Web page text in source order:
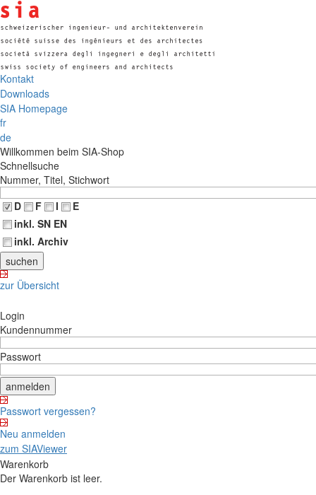
Kontakt
Downloads
SIA Homepage
fr
de
Willkommen beim SIA-Shop
Schnellsuche
Nummer, Titel, Stichwort
D
F I
E
inkl. SN EN
inkl. Archiv
zur Übersicht
Login
Kundennummer
Passwort
Passwort vergessen?
Neu anmelden
zum SIAViewer
Warenkorb
Der Warenkorb ist leer.